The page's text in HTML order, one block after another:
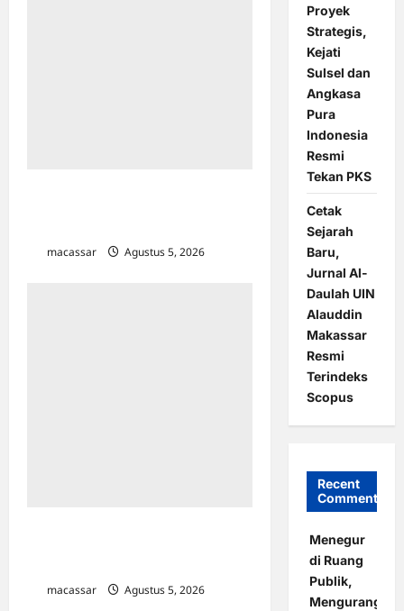
macassar
Agustus 5, 2026
macassar
Agustus 5, 2026
Proyek
Strategis,
Kejati
Sulsel dan
Angkasa
Pura
Indonesia
Resmi
Tekan PKS
Cetak
Sejarah
Baru,
Jurnal Al-
Daulah UIN
Alauddin
Makassar
Resmi
Terindeks
Scopus
Recent
Comments
Menegur
di Ruang
Publik,
Mengurangi